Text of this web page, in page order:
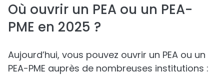
Où ouvrir un PEA ou un PEA-
PME en 2025 ?
Aujourd’hui, vous pouvez ouvrir un PEA ou un
PEA-PME auprès de nombreuses institutions :